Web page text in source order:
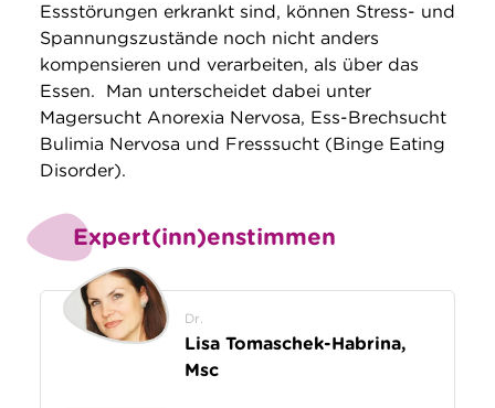
Essstörungen erkrankt sind, können Stress- und
Spannungszustände noch nicht anders
kompensieren und verarbeiten, als über das
Essen. Man unterscheidet dabei unter
Magersucht Anorexia Nervosa, Ess-Brechsucht
Bulimia Nervosa und Fresssucht (Binge Eating
Disorder).
Expert(inn)enstimmen
Dr.
Lisa Tomaschek-Habrina,
Msc